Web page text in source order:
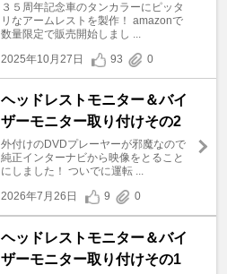
３５周年記念車のタンカラーにピッタ
リなアームレストを製作！ amazonで
数量限定で販売開始しまし ...
2025年10月27日
93 0
ヘッドレストモニター＆バイ
ザーモニター取り付けその2
外付けのDVDプレーヤーが邪魔なので
純正インターナビから映像をとること
にしました！ ついでに運転 ...
2026年7月26日
9 0
ヘッドレストモニター＆バイ
ザーモニター取り付けその1